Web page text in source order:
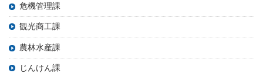
危機管理課
観光商工課
農林水産課
じんけん課